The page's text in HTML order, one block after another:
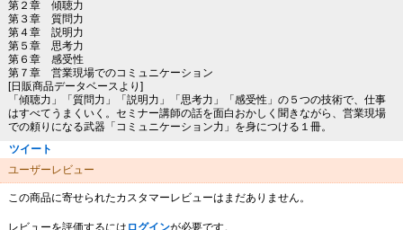
第２章 傾聴力
第３章 質問力
第４章 説明力
第５章 思考力
第６章 感受性
第７章 営業現場でのコミュニケーション
[日販商品データベースより]
「傾聴力」「質問力」「説明力」「思考力」「感受性」の５つの技術で、仕事
はすべてうまくいく。セミナー講師の話を面白おかしく聞きながら、営業現場
での頼りになる武器「コミュニケーション力」を身につける１冊。
ツイート
ユーザーレビュー
この商品に寄せられたカスタマーレビューはまだありません。